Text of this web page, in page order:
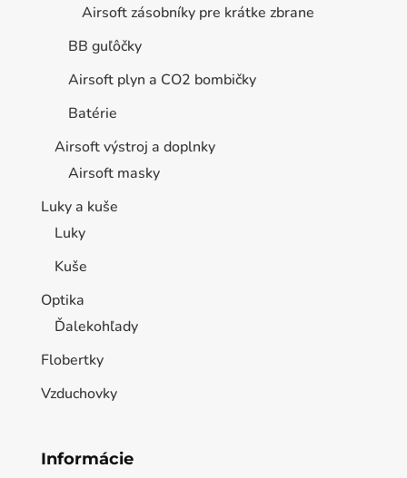
Airsoft zásobníky pre krátke zbrane
BB guľôčky
Airsoft plyn a CO2 bombičky
Batérie
Airsoft výstroj a doplnky
Airsoft masky
Luky a kuše
Luky
Kuše
Optika
Ďalekohľady
Flobertky
Vzduchovky
Informácie